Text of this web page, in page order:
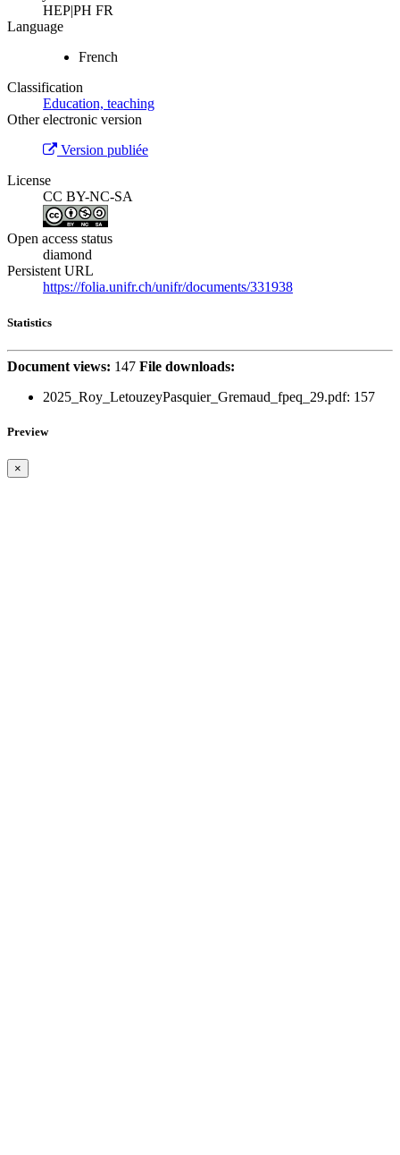
HEP|PH FR
Language
French
Classification
Education, teaching
Other electronic version
Version publiée
License
CC BY-NC-SA
Open access status
diamond
Persistent URL
https://folia.unifr.ch/unifr/documents/331938
Statistics
Document views: 147 File downloads:
2025_Roy_LetouzeyPasquier_Gremaud_fpeq_29.pdf: 157
Preview
×